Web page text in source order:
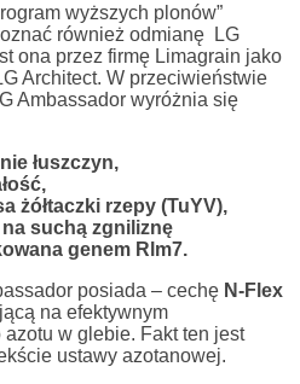
wyższych plonów”
również odmianę LG
ona przez firmę Limagrain jako
Architect. W przeciwieństwie
Ambassador wyróżnia się
łuszczyn,
żółtaczki rzepy (TuYV),
suchą zgniliznę
genem Rlm7.
posiada – cechę N-Flex
na efektywnym
w glebie. Fakt ten jest
ustawy azotanowej.